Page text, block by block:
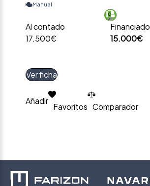
Manual
Al contado
17.500€
Financiado
15.000€
Ver ficha
Añadir
Favoritos Comparador